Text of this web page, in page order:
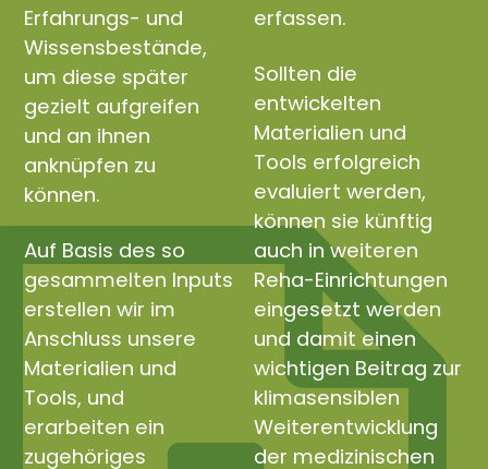
Erfahrungs- und
Wissensbestände,
um diese später
gezielt aufgreifen
und an ihnen
anknüpfen zu
können.
Auf Basis des so
gesammelten Inputs
erstellen wir im
Anschluss unsere
Materialien und
Tools, und
erarbeiten ein
zugehöriges
erfassen.
Sollten die
entwickelten
Materialien und
Tools erfolgreich
evaluiert werden,
können sie künftig
auch in weiteren
Reha-Einrichtungen
eingesetzt werden
und damit einen
wichtigen Beitrag zur
klimasensiblen
Weiterentwicklung
der medizinischen